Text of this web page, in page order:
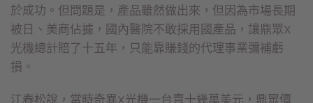
於成功。但問題是，產品雖然做出來，但因為市場長期
被日、美商佔據，國內醫院不敢採用國產品，讓鼎眾X
光機總計賠了十五年，只能靠賺錢的代理事業彌補虧
損。
江春松說，當時奇異X光機一台賣十幾萬美元，鼎眾價